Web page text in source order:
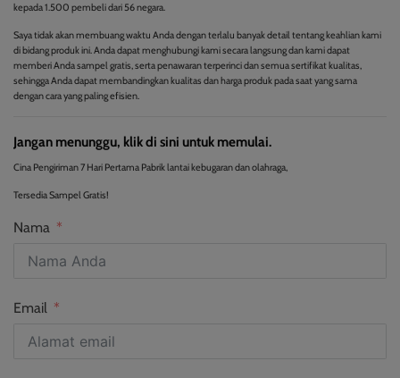
kepada 1.500 pembeli dari 56 negara.
Saya tidak akan membuang waktu Anda dengan terlalu banyak detail tentang keahlian kami
di bidang produk ini. Anda dapat menghubungi kami secara langsung dan kami dapat
memberi Anda sampel gratis, serta penawaran terperinci dan semua sertifikat kualitas,
sehingga Anda dapat membandingkan kualitas dan harga produk pada saat yang sama
dengan cara yang paling efisien.
Jangan menunggu, klik di sini untuk memulai.
Cina Pengiriman 7 Hari Pertama Pabrik lantai kebugaran dan olahraga,
Tersedia Sampel Gratis!
Nama
Email